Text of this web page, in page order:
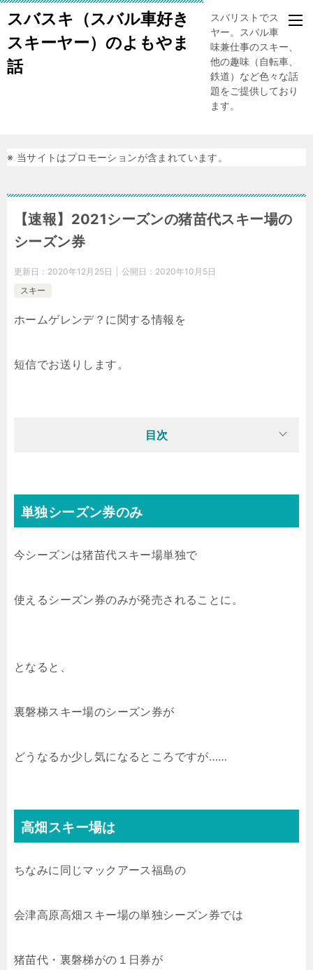
スバスキ（スバル車好き
スキーヤー）のよもやま
話
スバリストでスキー
ヤー。スバル車、趣
味兼仕事のスキー、
他の趣味（自転車、
鉄道）など色々な話
題をご提供しており
ます。
※ 当サイトはプロモーションが含まれています。
【速報】2021シーズンの猪苗代スキー場の
シーズン券
更新日： 2020年12月25日 公開日： 2020年10月5日
スキー
ホームゲレンデ？に関する情報を
短信でお送りします。
目次
単独シーズン券のみ
今シーズンは猪苗代スキー場単独で
使えるシーズン券のみが発売されることに。
となると、
裏磐梯スキー場のシーズン券が
どうなるか少し気になるところですが……
高畑スキー場は
ちなみに同じマックアース福島の
会津高原高畑スキー場の単独シーズン券では
猪苗代・裏磐梯がの１日券が